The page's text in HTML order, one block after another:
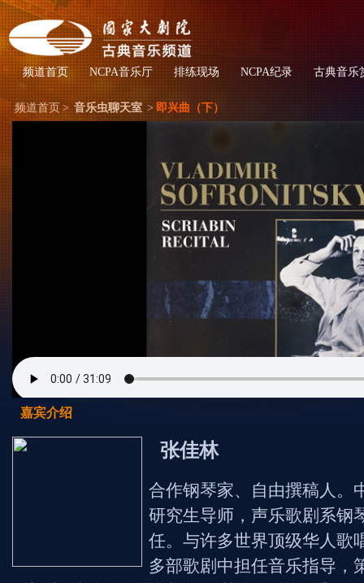
频道首页 NCPA音乐厅 排练现场 NCPA纪录 古典音乐
频道首页 > 音乐虫聊天室 > 即兴曲（下）
嘉宾介绍
张佳林
合作钢琴家、自由撰稿人。
研究生导师，声乐歌剧系钢
任。与许多世界顶级华人歌
多部歌剧中担任音乐指导，